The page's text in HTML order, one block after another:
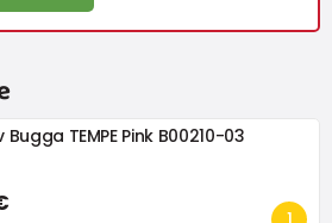
TEMPE Pink B00210-03